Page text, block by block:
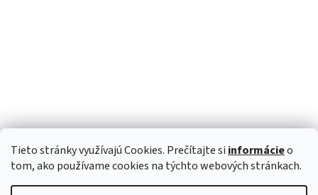
Tieto stránky využívajú Cookies. Prečítajte si informácieo
tom, ako používame cookies na týchto webových stránkach.
Sledovať na Instagrame